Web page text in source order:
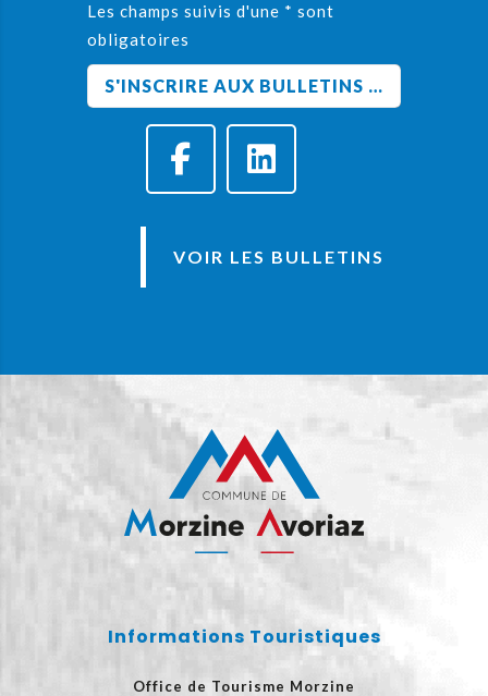
Les champs suivis d'une * sont
obligatoires
VOIR LES BULLETINS
Informations Touristiques
Office de Tourisme Morzine